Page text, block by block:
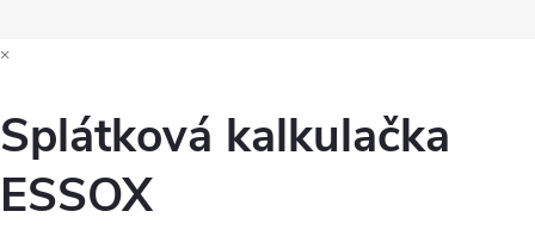
×
Splátková kalkulačka
ESSOX